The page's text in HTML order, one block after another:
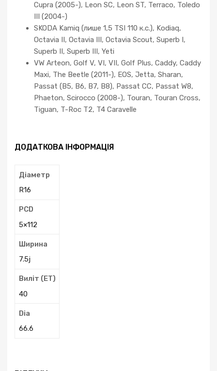
Cupra (2005-), Leon SC, Leon ST, Terraco, Toledo
III (2004-)
SKODA Kamiq (лише 1,5 TSI 110 к.с.), Kodiaq,
Octavia II, Octavia III, Octavia Scout, Superb I,
Superb II, Superb III, Yeti
VW Arteon, Golf V, VI, VII, Golf Plus, Caddy, Caddy
Maxi, The Beetle (2011-), EOS, Jetta, Sharan,
Passat (B5, B6, B7, B8), Passat CC, Passat W8,
Phaeton, Scirocco (2008-), Touran, Touran Cross,
Tiguan, T-Roc T2, T4 Caravelle
ДОДАТКОВА ІНФОРМАЦІЯ
Діаметр
R16
PCD
5×112
Ширина
7.5j
Виліт (ЕТ)
40
Dia
66.6